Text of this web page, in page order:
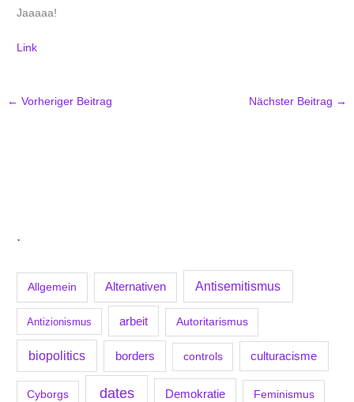
.
Allgemein Alternativen Antisemitismus
Antizionismus arbeit Autoritarismus
biopolitics borders controls culturacisme
Cyborgs dates Demokratie Feminismus
Jaaaaa!
Link
← Vorheriger Beitrag Nächster Beitrag →